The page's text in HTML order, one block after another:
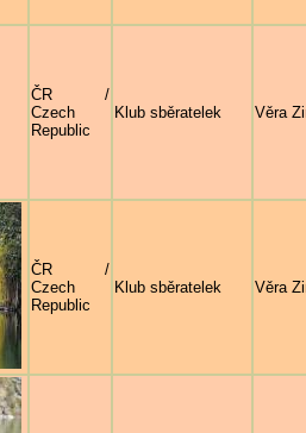
ČR /
Czech
Republic
Klub sběratelek Věra
ČR /
Czech
Republic
Klub sběratelek Věra